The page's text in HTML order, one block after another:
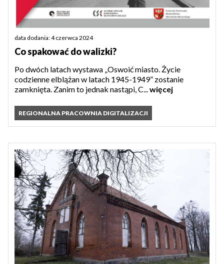
data dodania: 4 czerwca 2024
Co spakować do walizki?
Po dwóch latach wystawa „Oswoić miasto. Życie
codzienne elblążan w latach 1945-1949” zostanie
zamknięta. Zanim to jednak nastąpi, C...więcej
REGIONALNA PRACOWNIA DIGITALIZACJI